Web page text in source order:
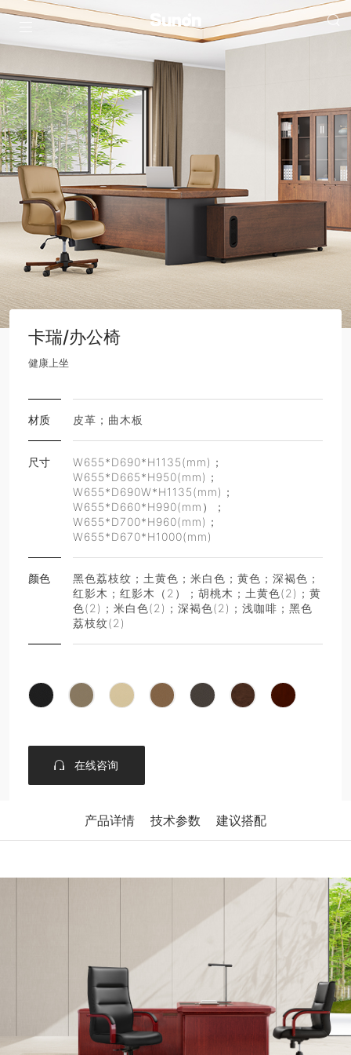
卡瑞/办公椅
健康上坐
材质 皮革；曲木板
尺寸
W655*D690*H1135(mm)；
W655*D665*H950(mm)；
W655*D690W*H1135(mm)；
W655*D660*H990(mm）；
W655*D700*H960(mm)；
W655*D670*H1000(mm)
颜色
黑色荔枝纹；土黄色；米白色；黄色；深褐色；
红影木；红影木（2）；胡桃木；土黄色(2)；黄
色(2)；米白色(2)；深褐色(2)；浅咖啡；黑色
荔枝纹(2)
在线咨询
产品详情 技术参数 建议搭配